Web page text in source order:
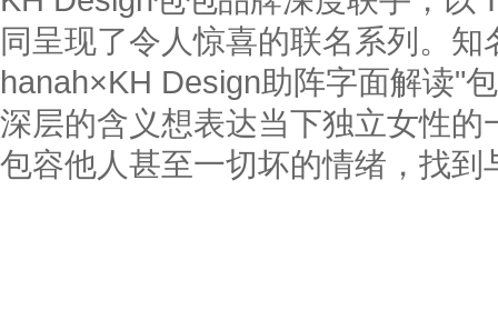
同呈现了令人惊喜的联名系列。
hanah×KH Design助阵字面解读"
深层的含义想表达当下独立女性
包容他人甚至一切坏的情绪，找